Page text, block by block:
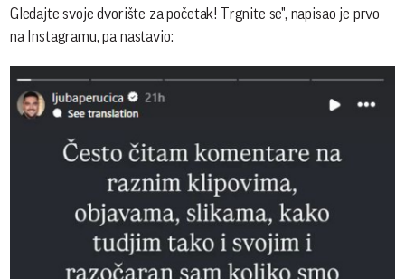
Gledajte svoje dvorište za početak! Trgnite se", napisao je prvo
na Instagramu, pa nastavio: